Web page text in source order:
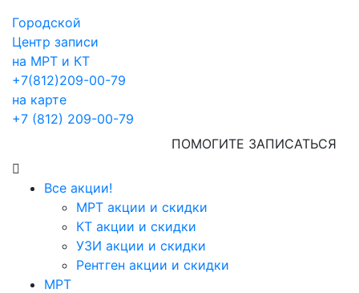
Городской
Центр записи
на МРТ и КТ
+7(812)209-00-79
на карте
+7 (812) 209-00-79
ПОМОГИТЕ ЗАПИСАТЬСЯ
Все акции!
МРТ акции и скидки
КТ акции и скидки
УЗИ акции и скидки
Рентген акции и скидки
МРТ